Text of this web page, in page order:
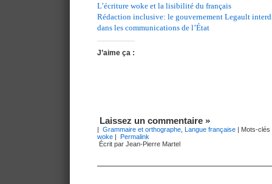
L’écriture woke et la lisibilité du français
Rédaction inclusive: le gouvernement Legault
dans les communications de l’État
J’aime ça :
Laissez un commentaire »
| Grammaire et orthographe Langue française | Mots-
woke | Permalink
Écrit par Jean-Pierre Martel